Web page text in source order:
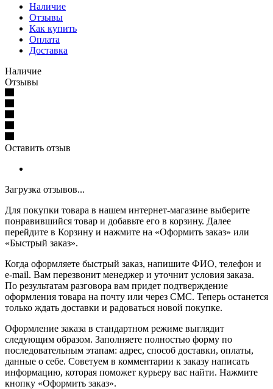
Наличие
Отзывы
Как купить
Оплата
Доставка
Наличие
Отзывы
Оставить отзыв
Загрузка отзывов...
Для покупки товара в нашем интернет-магазине выберите
понравившийся товар и добавьте его в корзину. Далее
перейдите в Корзину и нажмите на «Оформить заказ» или
«Быстрый заказ».
Когда оформляете быстрый заказ, напишите ФИО, телефон и
e-mail. Вам перезвонит менеджер и уточнит условия заказа.
По результатам разговора вам придет подтверждение
оформления товара на почту или через СМС. Теперь останется
только ждать доставки и радоваться новой покупке.
Оформление заказа в стандартном режиме выглядит
следующим образом. Заполняете полностью форму по
последовательным этапам: адрес, способ доставки, оплаты,
данные о себе. Советуем в комментарии к заказу написать
информацию, которая поможет курьеру вас найти. Нажмите
кнопку «Оформить заказ».